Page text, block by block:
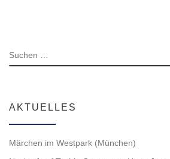
SUCHE
AKTUELLES
Märchen im Westpark (München)